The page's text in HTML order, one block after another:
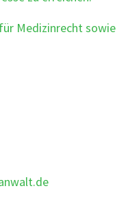
Medizinrecht sowie